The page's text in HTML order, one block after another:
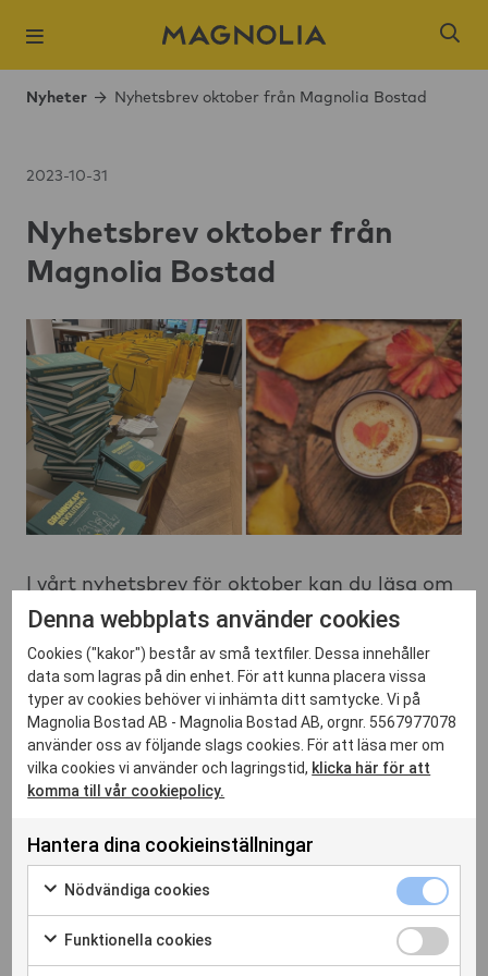
Populära
Öresjö Ängar
Kista Äng
Ångloket,
Hantverkaren,
Nyheter Nyhetsbrev oktober från Magnolia Bostad
2023-10-31
Nyhetsbrev oktober från
Magnolia Bostad
I vårt nyhetsbrev för oktober kan du läsa om
ett flertal höjdpunkter och aktiviteter, om
livet i Majorna och i projektet Hantverkaren
och kvarteret Ångloket.
Läs oktobers nyhetsbrev från Magnolia Bostad här
Marita Björk
IR- och pressansvarig
072 720 00 06
Skicka e-post
Denna webbplats använder cookies
Cookies ("kakor") består av små textfiler. Dessa innehåller
data som lagras på din enhet. För att kunna placera vissa
typer av cookies behöver vi inhämta ditt samtycke. Vi på
Magnolia Bostad AB - Magnolia Bostad AB, orgnr. 5567977078
använder oss av följande slags cookies. För att läsa mer om
vilka cookies vi använder och lagringstid, klicka här för att
komma till vår cookiepolicy.
Hantera dina cookieinställningar
Nödvändiga cookies
Markera för att samtycka till användning av Nödvändiga
Funktionella cookies
Markera för att samtycka till användning av Funktionella